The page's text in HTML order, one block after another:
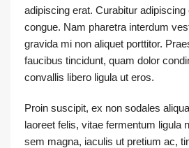
adipiscing erat. Curabitur
congue. Nam pharetra interdum
gravida mi non aliquet porttitor.
faucibus tincidunt, quam dolor
convallis libero ligula ut eros.
Proin suscipit, ex non sodales
laoreet felis, vitae fermentum ligula
sem magna, iaculis ut pretium ac,